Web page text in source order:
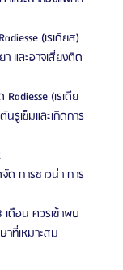
(เรเดียส)
และอาจเสี่ยงติด
(เรเดีย
รูเข็มและเกิดการ
ด การซาวน่า การ
เดือน ควรเข้าพบ
ที่เหมาะสม